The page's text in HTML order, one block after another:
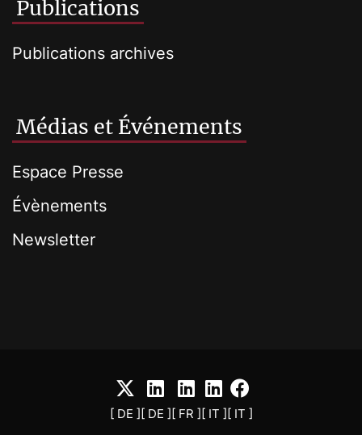
Publications
Publications archives
Médias et Événements
Espace Presse
Évènements
Newsletter
[ DE ][ DE ][ FR ][ IT ][ IT ]